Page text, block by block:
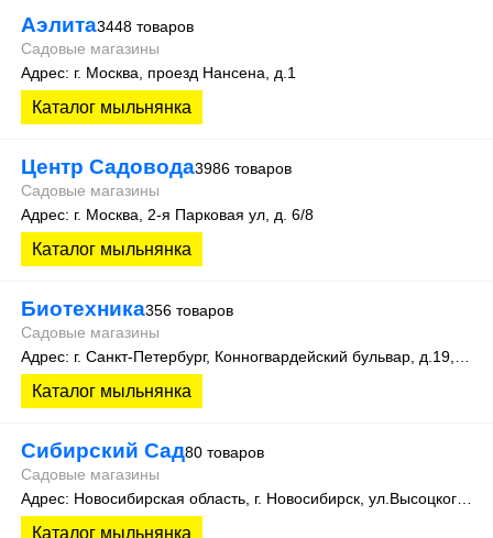
Аэлита3448 товаров
Садовые магазины
Адрес: г. Москва, проезд Нансена, д.1
Каталог мыльнянка
Центр Садовода3986 товаров
Садовые магазины
Адрес: г. Москва, 2-я Парковая ул, д. 6/8
Каталог мыльнянка
Биотехника356 товаров
Садовые магазины
Каталог мыльнянка
Сибирский Сад80 товаров
Садовые магазины
Каталог мыльнянка